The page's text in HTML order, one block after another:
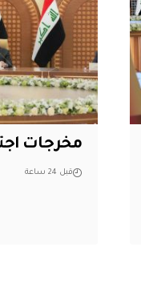
مخرجات
قبل 24 ساعة